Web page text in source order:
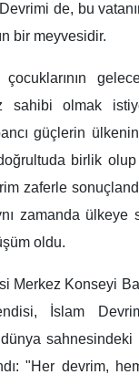
de, bu
bir meyvesidir.
olmak
güçlerin
birlik
zaferle
zamanda ülkeye
oldu.
Merkez Konseyi
İslam
dünya
"Her devrim,